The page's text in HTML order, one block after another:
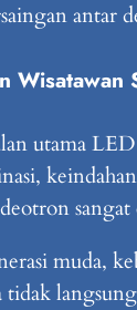
antar
Wisatawan
utama
sangat
muda,
tidak